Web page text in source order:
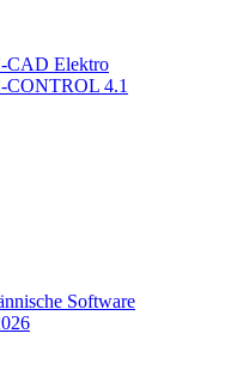
CAD Elektro
CONTROL 4.1
Software